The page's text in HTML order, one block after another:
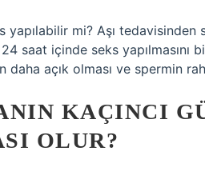
yapılabilir mi? Aşı
saat içinde seks yapılmasını
daha açık olması ve spermin
KAÇINCI
OLUR?